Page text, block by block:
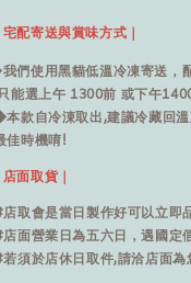
宅配寄送與賞味方式｜
們使用黑貓低溫冷凍寄送，
能選上午 1300前 或下午
款自冷涷取出,建議冷藏回
佳時機唷!
店面取貨｜
取會是當日製作好可以立即
面營業日為五六日，遇國定
須於店休日取件,請洽店面為